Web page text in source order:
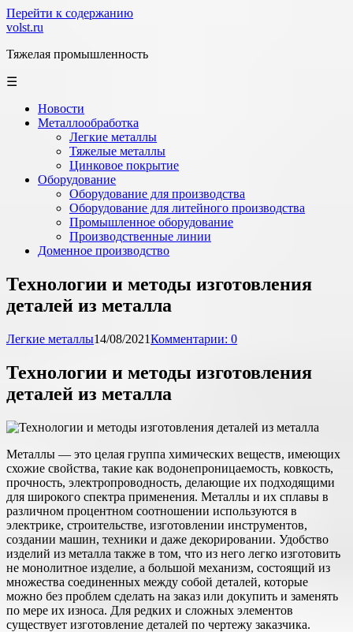
Перейти к содержанию
volst.ru
Тяжелая промышленность
☰
Новости
Металлообработка
Легкие металлы
Тяжелые металлы
Цинковое покрытие
Оборудование
Оборудование для производства
Оборудование для литейного производства
Промышленное оборудование
Производственные линии
Доменное производство
Технологии и методы изготовления
деталей из металла
Легкие металлы14/08/2021Комментарии: 0
Технологии и методы изготовления
деталей из металла
Металлы — это целая группа химических веществ, имеющих
схожие свойства, такие как водонепроницаемость, ковкость,
прочность, электропроводность, делающие их подходящими
для широкого спектра применения. Металлы и их сплавы в
различном процентном соотношении используются в
электрике, строительстве, изготовлении инструментов,
создании машин, техники и даже декорировании. Удобство
изделий из металла также в том, что из него легко изготовить
не монолитное изделие, а большой механизм, состоящий из
множества соединенных между собой деталей, которые
можно без проблем сделать на заказ или докупить и заменять
по мере их износа. Для редких и сложных элементов
существует изготовление деталей по чертежу заказчика.